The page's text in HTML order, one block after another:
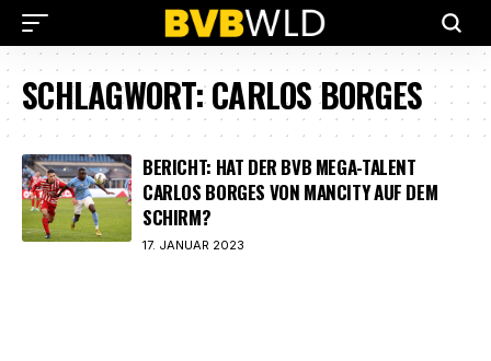
SCHLAGWORT:CARLOS BORGES
BERICHT: HAT DER BVB MEGA-TALENT
CARLOS BORGES VON MANCITY AUF DEM
SCHIRM?
17. JANUAR 2023